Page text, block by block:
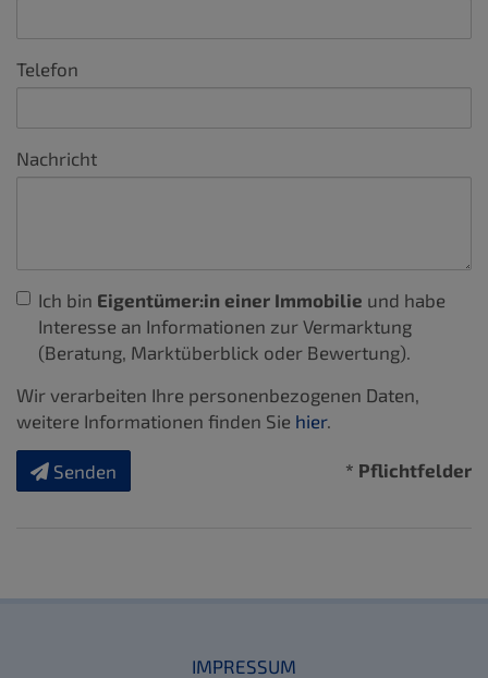
Telefon
Nachricht
Ich bin Eigentümer:in einer Immobilie und habe
Interesse an Informationen zur Vermarktung
(Beratung, Marktüberblick oder Bewertung).
Wir verarbeiten Ihre personenbezogenen Daten,
weitere Informationen finden Sie hier.
Senden * Pflichtfelder
IMPRESSUM